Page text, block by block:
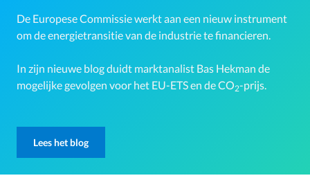
De Europese Commissie werkt aan een nieuw instrument
om de energietransitie van de industrie te financieren.
In zijn nieuwe blog duidt marktanalist Bas Hekman de
mogelijke gevolgen voor het EU-ETS en de CO2-prijs.
Lees het blog